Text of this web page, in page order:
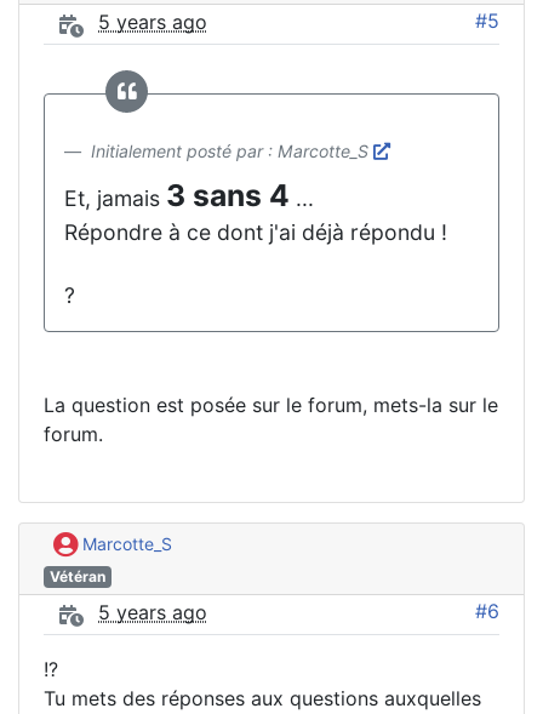
5 years ago #5
Initialement posté par : Marcotte_S
Et, jamais 3 sans 4 ...
Répondre à ce dont j'ai déjà répondu !
?
La question est posée sur le forum, mets-la sur le
forum.
Marcotte_S
Vétéran
5 years ago #6
!?
Tu mets des réponses aux questions auxquelles